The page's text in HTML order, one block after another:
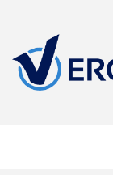
content